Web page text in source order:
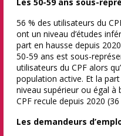
56 % des utilisateurs du
ont un niveau d’études
part en hausse depuis
50-59 ans est sous-
utilisateurs du CPF alors
population active. Et la
niveau supérieur ou égal à
CPF recule depuis 2020
Les demandeurs